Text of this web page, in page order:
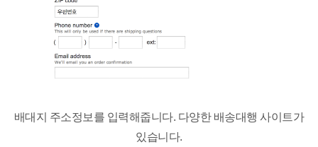
배대지 주소정보를 입력해줍니다. 다양한 배송대행 사이트가
있습니다.